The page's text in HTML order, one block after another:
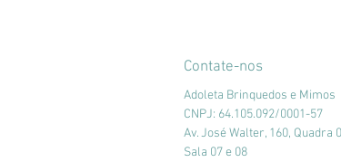
Contate-nos
Adoleta Brinquedos e Mimos
CNPJ: 64.105.092/0001-57
Av. José Walter, 160, Quadra
Sala 07 e 08